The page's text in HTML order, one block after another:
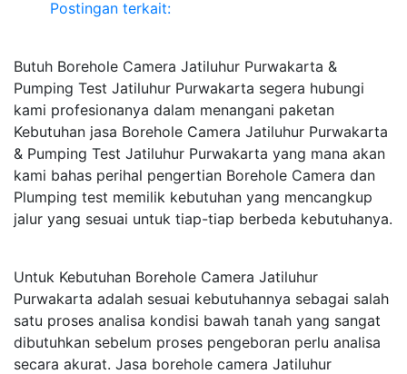
Postingan terkait:
Butuh Borehole Camera Jatiluhur Purwakarta &
Pumping Test Jatiluhur Purwakarta segera hubungi
kami profesionanya dalam menangani paketan
Kebutuhan jasa Borehole Camera Jatiluhur Purwakarta
& Pumping Test Jatiluhur Purwakarta yang mana akan
kami bahas perihal pengertian Borehole Camera dan
Plumping test memilik kebutuhan yang mencangkup
jalur yang sesuai untuk tiap-tiap berbeda kebutuhanya.
Untuk Kebutuhan Borehole Camera Jatiluhur
Purwakarta adalah sesuai kebutuhannya sebagai salah
satu proses analisa kondisi bawah tanah yang sangat
dibutuhkan sebelum proses pengeboran perlu analisa
secara akurat. Jasa borehole camera Jatiluhur